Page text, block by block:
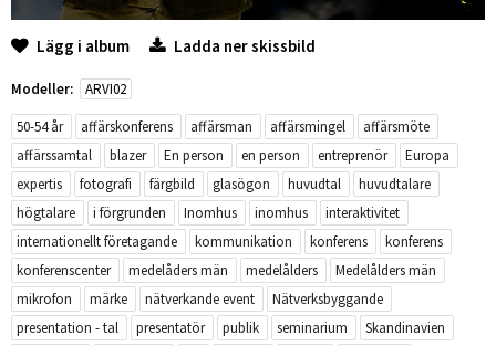
Lägg i album Ladda ner skissbild
Modeller:
ARVI02
50-54 år
affärskonferens affärsman affärsmingel
affärsmöte
affärssamtal
blazer En person en person entreprenör
Europa
expertis
fotografi färgbild glasögon huvudtal
huvudtalare
högtalare
i förgrunden Inomhus inomhus
interaktivitet
internationellt företagande
kommunikation konferens
konferens
konferenscenter
medelåders män medelålders
Medelålders män
mikrofon
märke nätverkande event
Nätverksbyggande
presentation - tal
presentatör publik seminarium
Skandinavien